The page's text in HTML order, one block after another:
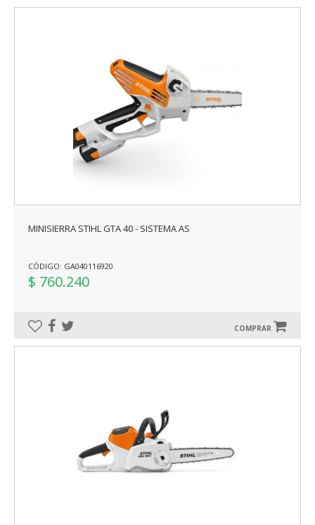
MINISIERRA STIHL GTA 40 - SISTEMA AS
CÓDIGO: GA040116920
$ 760.240
COMPRAR